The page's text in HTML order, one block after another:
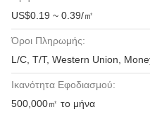
US$0.19 ~ 0.39/㎡
Όροι Πληρωμής:
L/C, T/T, Western Union,
Ικανότητα Εφοδιασμού:
500,000㎡ το μήνα